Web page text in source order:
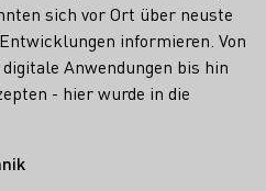
sich vor Ort über neuste
informieren. Von
Anwendungen bis hin
- hier wurde in die